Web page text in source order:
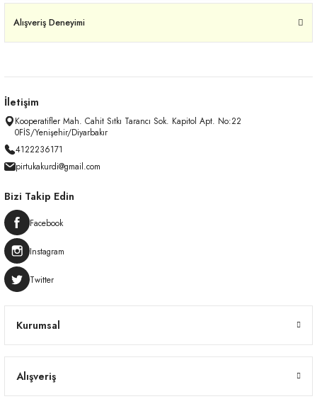
Alışveriş Deneyimi
İletişim
Kooperatifler Mah. Cahit Sıtkı Tarancı Sok. Kapitol Apt. No:22
0FİS/Yenişehir/Diyarbakır
4122236171
pirtukakurdi@gmail.com
Kurumsal
Alışveriş
Bizi Takip Edin
Facebook
Instagram
Twitter